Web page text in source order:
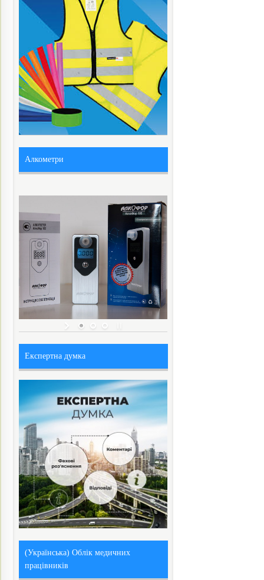
Алкометри
Експертна думка
(Українська) Облік медичних
працівників